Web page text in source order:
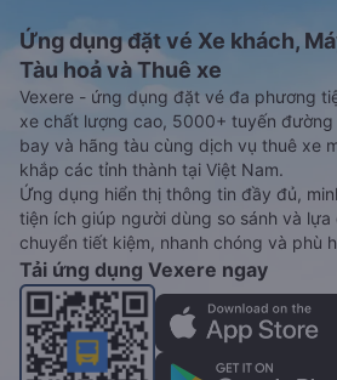
Ứng dụng đặt vé Xe khách,
Tàu hoả và Thuê xe
Vexere - ứng dụng đặt vé đa phương
xe chất lượng cao, 5000+ tuyến
bay và hãng tàu cùng dịch vụ thuê xe
khắp các tỉnh thành tại Việt Nam.
Ứng dụng hiển thị thông tin đầy đủ,
tiện ích giúp người dùng so sánh và
chuyển tiết kiệm, nhanh chóng và phù
Tải ứng dụng Vexere ngay